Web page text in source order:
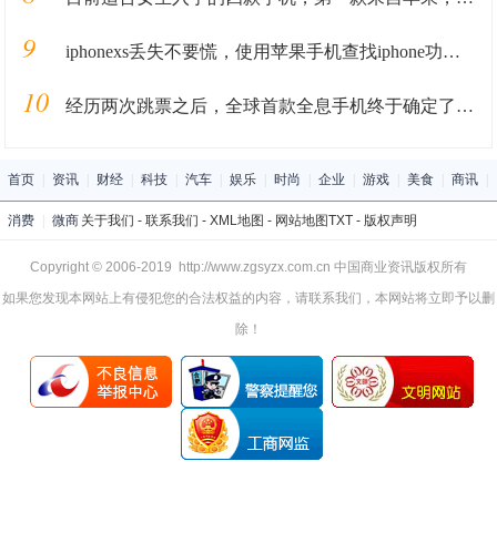
9 iphonexs丢失不要慌，使用苹果手机查找iphone功能，轻松找回！
10 经历两次跳票之后，全球首款全息手机终于确定了发售时间！
首页 资讯 财经 科技 汽车 娱乐 时尚 企业 游戏 美食 商讯
消费 微商 关于我们 - 联系我们 - XML地图 - 网站地图TXT- 版权声明
Copyright © 2006-2019 http://www.zgsyzx.com.cn 中国商业资讯版权所有
如果您发现本网站上有侵犯您的合法权益的内容，请联系我们，本网站将立即予以删
除！